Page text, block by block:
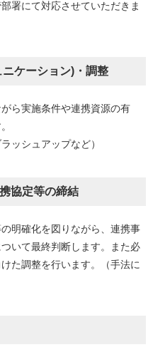
署にて対応させていただきま
ケーション)・調整
ら実施条件や連携資源の有
ッシュアップなど）
協定等の締結
明確化を図りながら、連携事
いて最終判断します。また必
た調整を行います。（手法に